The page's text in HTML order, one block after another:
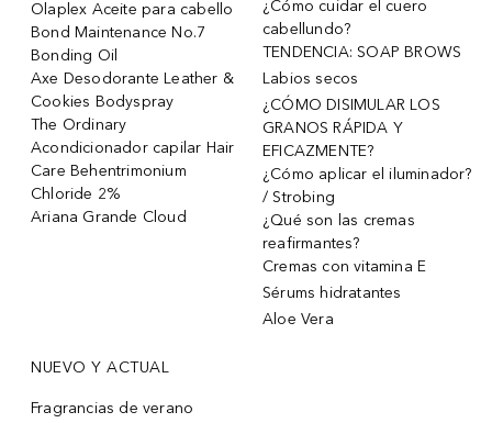
Olaplex Aceite para cabello
Bond Maintenance No.7
Bonding Oil
Axe Desodorante Leather &
Cookies Bodyspray
The Ordinary
Acondicionador capilar Hair
Care Behentrimonium
Chloride 2%
Ariana Grande Cloud
¿Cómo cuidar el cuero
cabellundo?
TENDENCIA: SOAP BROWS
Labios secos
¿CÓMO DISIMULAR LOS
GRANOS RÁPIDA Y
EFICAZMENTE?
¿Cómo aplicar el iluminador?
/ Strobing
¿Qué son las cremas
reafirmantes?
Cremas con vitamina E
Sérums hidratantes
Aloe Vera
NUEVO Y ACTUAL
Fragrancias de verano